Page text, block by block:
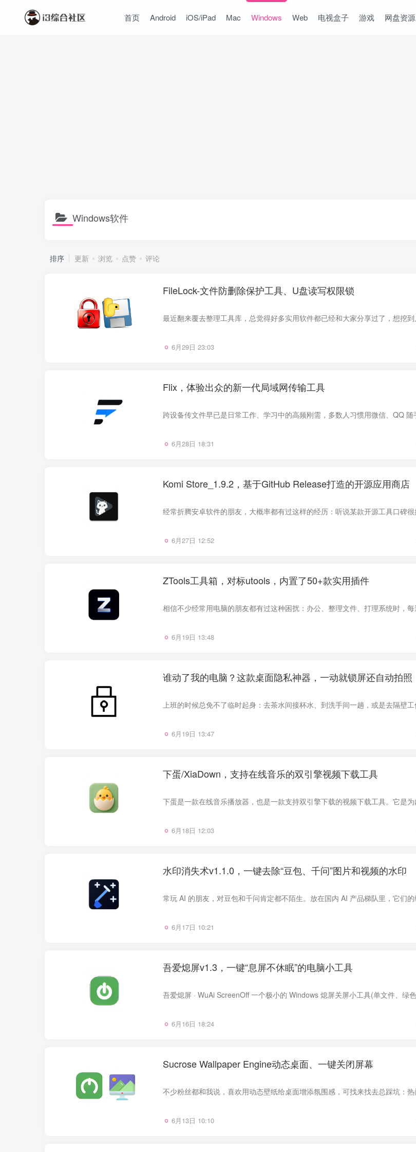
首页 Android iOS/iPad Mac Windows Web 电视盒子 游戏 网盘资源
Windows软件
排序 更新 浏览 点赞 评论
FileLock-文件防删除保护工具、U盘读写权限锁
6月29日 23:03
Flix，体验出众的新一代局域网传输工具
6月28日 18:31
Komi Store_1.9.2，基于GitHub Release打造的开源应用商店
6月27日 12:52
ZTools工具箱，对标utools，内置了50+款实用插件
6月19日 13:48
谁动了我的电脑？这款桌面隐私神器，一动就锁屏还自动拍照
6月19日 13:47
下蛋/XiaDown，支持在线音乐的双引擎视频下载工具
6月18日 12:03
水印消失术v1.1.0，一键去除“豆包、千问”图片和视频的水印
6月17日 10:21
吾爱熄屏v1.3，一键“息屏不休眠”的电脑小工具
6月16日 18:24
Sucrose Wallpaper Engine动态桌面、一键关闭屏幕
6月13日 10:10